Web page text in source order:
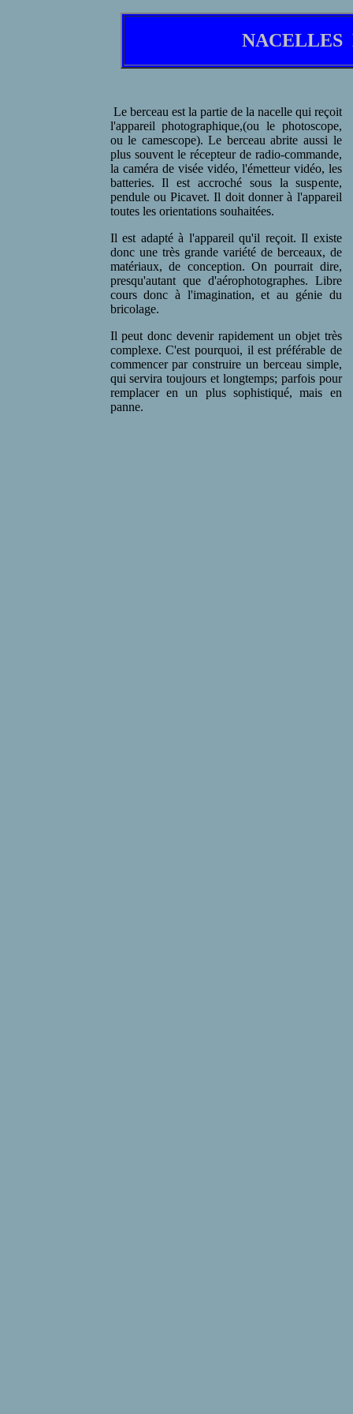
NACELLES
Le berceau est la partie de la nacelle qui reçoit
l'appareil photographique,(ou le photoscope,
ou le camescope). Le berceau abrite aussi le
plus souvent le récepteur de radio-commande,
la caméra de visée vidéo, l'émetteur vidéo, les
batteries. Il est accroché sous la suspente,
pendule ou Picavet. Il doit donner à l'appareil
toutes les orientations souhaitées.
Il est adapté à l'appareil qu'il reçoit. Il existe
donc une très grande variété de berceaux, de
matériaux, de conception. On pourrait dire,
presqu'autant que d'aérophotographes. Libre
cours donc à l'imagination, et au génie du
bricolage.
Il peut donc devenir rapidement un objet très
complexe. C'est pourquoi, il est préférable de
commencer par construire un berceau simple,
qui servira toujours et longtemps; parfois pour
remplacer en un plus sophistiqué, mais en
panne.